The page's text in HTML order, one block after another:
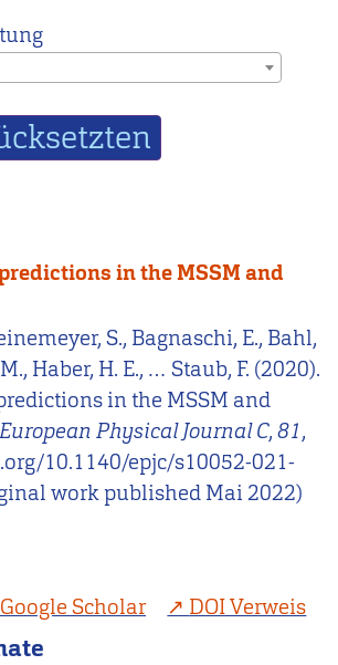
in the MSSM and
S., Bagnaschi, E., Bahl,
Haber, H. E., … Staub, F. (2020).
in the MSSM and
Physical Journal C,81,
10.1140/epjc/s10052-021-
work published Mai 2022)
Scholar
DOI Verweis